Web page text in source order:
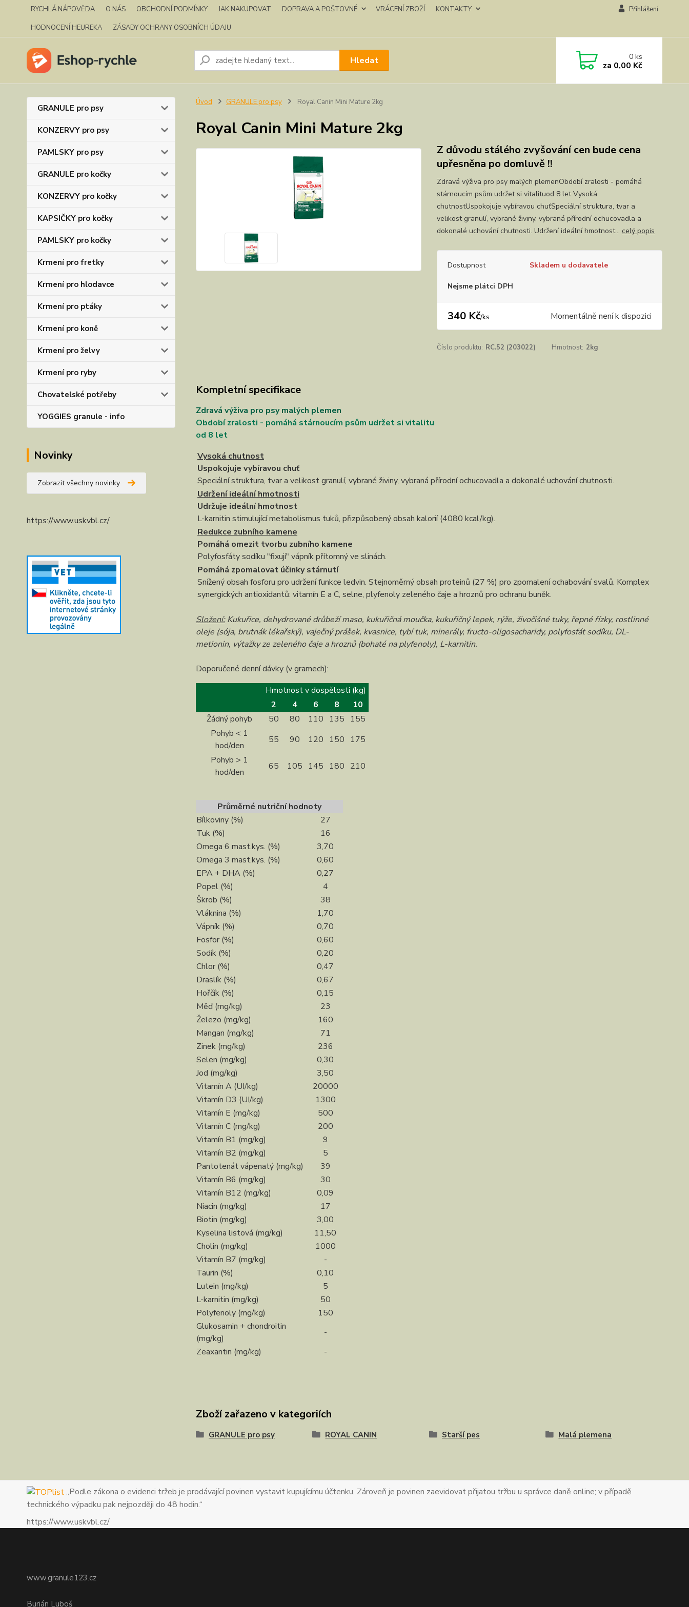
RYCHLÁ NÁPOVĚDA O NÁS OBCHODNÍ PODMÍNKY JAK NAKUPOVAT DOPRAVA A POŠTOVNÉ VRÁCENÍ ZBOŽÍ
KONTAKTY
HODNOCENÍ HEUREKA
ZÁSADY OCHRANY OSOBNÍCH ÚDAJU
Přihlášení
Hledat 0ks
za 0,00 Kč
GRANULE pro psy
KONZERVY pro psy
PAMLSKY pro psy
GRANULE pro kočky
KONZERVY pro kočky
KAPSIČKY pro kočky
PAMLSKY pro kočky
Krmení pro fretky
Krmení pro hlodavce
Krmení pro ptáky
Krmení pro koně
Krmení pro želvy
Krmení pro ryby
Chovatelské potřeby
YOGGIES granule - info
Novinky
Zobrazit všechny novinky
https://www.uskvbl.cz/
Úvod GRANULE pro psy Royal Canin Mini Mature 2kg
Royal Canin Mini Mature 2kg
Z důvodu stálého zvyšování cen bude cena
upřesněna po domluvě !!
Zdravá výživa pro psy malých plemenObdobí zralosti - pomáhá
stárnoucím psům udržet si vitalituod 8 let Vysoká
chutnostUspokojuje vybíravou chuťSpeciální struktura, tvar a
velikost granulí, vybrané živiny, vybraná přírodní ochucovadla a
dokonalé uchování chutnosti. Udržení ideální hmotnost... celý popis
Dostupnost Skladem u dodavatele
Nejsme plátci DPH
340 Kč/ks Momentálně není k dispozici
Číslo produktu: RC.52 (203022) Hmotnost: 2kg
Kompletní specifikace
Zdravá výživa pro psy malých plemen
Období zralosti - pomáhá stárnoucím psům udržet si vitalitu
od 8 let
Vysoká chutnost
Uspokojuje vybíravou chuť
Speciální struktura, tvar a velikost granulí, vybrané živiny, vybraná přírodní ochucovadla a dokonalé uchování chutnosti.
Udržení ideální hmotnosti
Udržuje ideální hmotnost
L-karnitin stimulující metabolismus tuků, přizpůsobený obsah kalorií (4080 kcal/kg).
Redukce zubního kamene
Pomáhá omezit tvorbu zubního kamene
Polyfosfáty sodíku "fixují" vápník přítomný ve slinách.
Pomáhá zpomalovat účinky stárnutí
Snížený obsah fosforu pro udržení funkce ledvin. Stejnoměrný obsah proteinů (27 %) pro zpomalení ochabování svalů. Komplex
synergických antioxidantů: vitamín E a C, selne, plyfenoly zeleného čaje a hroznů pro ochranu buněk.
Složení:Kukuřice, dehydrované drůbeží maso, kukuřičná moučka, kukuřičný lepek, rýže, živočišné tuky, řepné řízky, rostlinné
oleje (sója, brutnák lékařský), vaječný prášek, kvasnice, tybí tuk, minerály, fructo-oligosacharidy, polyfosfát sodíku, DL-
metionin, výtažky ze zeleného čaje a hroznů (bohaté na plyfenoly), L-karnitin.
Doporučené denní dávky (v gramech):
Hmotnost v dospělosti (kg)
2
4 6 8
10
Žádný pohyb
50 80 110 135
155
Pohyb < 1
hod/den
55 90 120 150
175
Pohyb > 1
hod/den
65 105 145 180 210
Průměrné nutriční hodnoty
Bílkoviny (%)
27
Tuk (%)
16
Omega 6 mast.kys. (%)
3,70
Omega 3 mast.kys. (%)
0,60
EPA + DHA (%)
0,27
Popel (%)
4
Škrob (%)
38
Vláknina (%)
1,70
Vápník (%)
0,70
Fosfor (%)
0,60
Sodík (%)
0,20
Chlor (%)
0,47
Draslík (%)
0,67
Hořčík (%)
0,15
Měď (mg/kg)
23
Železo (mg/kg)
160
Mangan (mg/kg)
71
Zinek (mg/kg)
236
Selen (mg/kg)
0,30
Jod (mg/kg)
3,50
Vitamín A (UI/kg)
20000
Vitamín D3 (UI/kg)
1300
Vitamín E (mg/kg)
500
Vitamín C (mg/kg)
200
Vitamín B1 (mg/kg)
9
Vitamín B2 (mg/kg)
5
Pantotenát vápenatý (mg/kg)
39
Vitamín B6 (mg/kg)
30
Vitamín B12 (mg/kg)
0,09
Niacin (mg/kg)
17
Biotin (mg/kg)
3,00
Kyselina listová (mg/kg)
11,50
Cholin (mg/kg)
1000
Vitamín B7 (mg/kg)
-
Taurin (%)
0,10
Lutein (mg/kg)
5
L-karnitin (mg/kg)
50
Polyfenoly (mg/kg)
150
Glukosamin + chondroitin
(mg/kg)
-
Zeaxantin (mg/kg)
-
Zboží zařazeno v kategoriích
GRANULE pro psy ROYAL CANIN Starší pes Malá plemena
„Podle zákona o evidenci tržeb je prodávající povinen vystavit kupujícímu účtenku. Zároveň je povinen zaevidovat přijatou tržbu u správce daně online; v případě
technického výpadku pak nejpozději do 48 hodin.“
https://www.uskvbl.cz/
www.granule123.cz
Burián Luboš